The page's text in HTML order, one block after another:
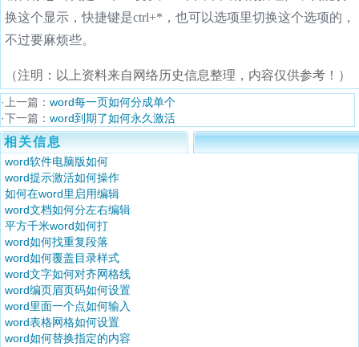
换这个显示，快捷键是ctrl+*，也可以选项里切换这个选项的，
不过要麻烦些。
（注明：以上资料来自网络历史信息整理，内容仅供参考！）
·上一篇： word每一页如何分成单个
·下一篇： word到期了如何永久激活
相关信息
word软件电脑版如何
word提示激活如何操作
如何在word里启用编辑
word文档如何分左右编辑
平方千米word如何打
word如何找重复段落
word如何覆盖目录样式
word文字如何对齐网格线
word编页眉页码如何设置
word里面一个点如何输入
word表格网格如何设置
word如何替换指定的内容